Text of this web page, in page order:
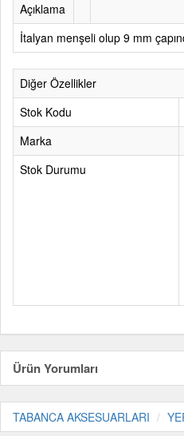
Açıklama
İtalyan menşeli olup 9 mm
Diğer Özellikler
Stok Kodu
Marka
Stok Durumu
Ürün Yorumları
TABANCA AKSESUARLARI